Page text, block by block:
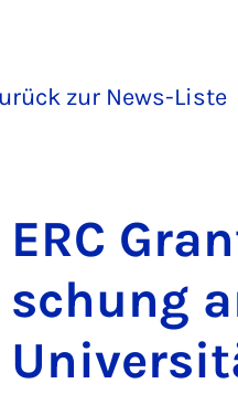
zur News-Liste
ERC
schung